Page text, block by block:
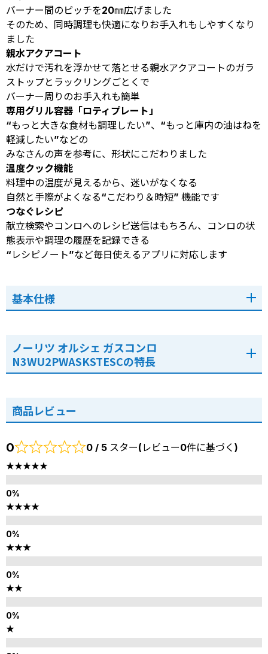
バーナー間のピッチを20㎜広げました
そのため、同時調理も快適になりお手入れもしやすくなり
ました
親水アクアコート
水だけで汚れを浮かせて落とせる親水アクアコートのガラ
ストップとラックリングごとくで
バーナー周りのお手入れも簡単
専用グリル容器「ロティプレート」
“もっと大きな食材も調理したい”、“もっと庫内の油はねを
軽減したい”などの
みなさんの声を参考に、形状にこだわりました
温度クック機能
料理中の温度が見えるから、迷いがなくなる
自然と手際がよくなる“こだわり＆時短” 機能です
つなぐレシピ
献立検索やコンロへのレシピ送信はもちろん、コンロの状
態表示や調理の履歴を記録できる
“レシピノート”など毎日使えるアプリに対応します
基本仕様
ノーリツ オルシェ ガスコンロ
N3WU2PWASKSTESCの特長
商品レビュー
0 0 / 5 スター(レビュー0件に基づく)
★★★★★
★★★★
★★★
★★
★